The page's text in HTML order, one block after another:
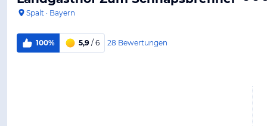
Spalt · Bayern
100% 5,9 / 6 28 Bewertungen